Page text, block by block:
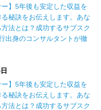
】5年後も安定した収益を
秘訣をお伝えします。あな
法とは？成功するサブスク
出身のコンサルタントが徹
】5年後も安定した収益を
秘訣をお伝えします。あな
法とは？成功するサブスク